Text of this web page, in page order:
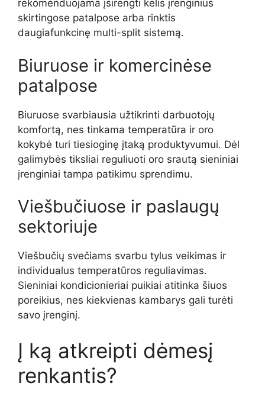
rekomenduojama įsirengti kelis įrenginius
skirtingose patalpose arba rinktis
daugiafunkcinę multi-split sistemą.
Biuruose ir komercinėse
patalpose
Biuruose svarbiausia užtikrinti darbuotojų
komfortą, nes tinkama temperatūra ir oro
kokybė turi tiesioginę įtaką produktyvumui. Dėl
galimybės tiksliai reguliuoti oro srautą sieniniai
įrenginiai tampa patikimu sprendimu.
Viešbučiuose ir paslaugų
sektoriuje
Viešbučių svečiams svarbu tylus veikimas ir
individualus temperatūros reguliavimas.
Sieniniai kondicionieriai puikiai atitinka šiuos
poreikius, nes kiekvienas kambarys gali turėti
savo įrenginį.
Į ką atkreipti dėmesį
renkantis?